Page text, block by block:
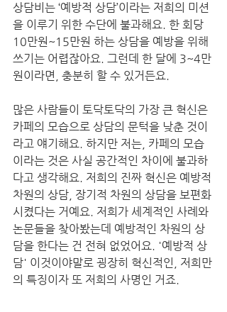
상담비는 ‘예방적 상담’이라는 저희의 미션
을 이루기 위한 수단에 불과해요. 한 회당
10만원~15만원 하는 상담을 예방을 위해
쓰기는 어렵잖아요. 그런데 한 달에 3~4만
원이라면, 충분히 할 수 있거든요.
많은 사람들이 토닥토닥의 가장 큰 혁신은
카페의 모습으로 상담의 문턱을 낮춘 것이
라고 얘기해요. 하지만 저는, 카페의 모습
이라는 것은 사실 공간적인 차이에 불과하
다고 생각해요. 저희의 진짜 혁신은 예방적
차원의 상담, 장기적 차원의 상담을 보편화
시켰다는 거예요. 저희가 세계적인 사례와
논문들을 찾아봤는데 예방적인 차원의 상
담을 한다는 건 전혀 없었어요. '예방적 상
담' 이것이야말로 굉장히 혁신적인, 저희만
의 특징이자 또 저희의 사명인 거죠.